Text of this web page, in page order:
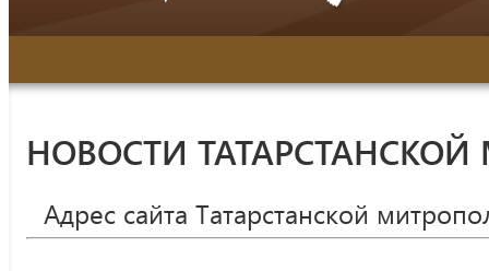
НОВОСТИ
Адрес сайта Татарстанской